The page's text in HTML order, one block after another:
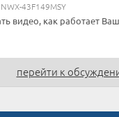
43F149MSY
видео, как работает
перейти к